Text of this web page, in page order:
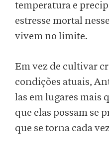
temperatura e
estresse mortal
vivem no limite.
Em vez de cultivar
condições atuais,
las em lugares mais
que elas possam se
que se torna cada